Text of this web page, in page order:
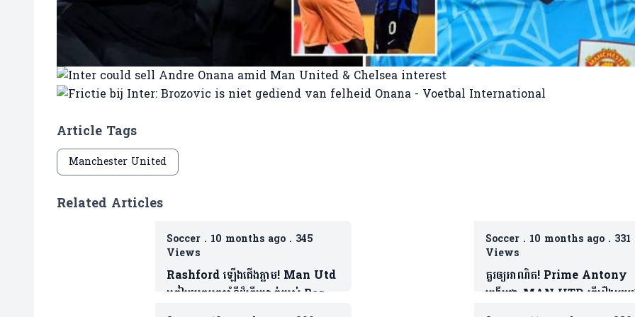
Article Tags
Manchester United
Related Articles
Soccer. 10 months ago. 345
Views
Rashford ឡើងជើងភ្លាម! Man Utd
ត្រៀមយកអ្នកចាំទីដ៏ឆ្នើមម្នាក់របស់ Barca
ជាថ្នូរទិញលក់ផ្ដាច់កុងត្រា
Soccer. 10 months ago. 331
Views
គួរឲ្យអាណិត! Prime Antony
បង្ហើបថា MAN UTD ធ្វើរឿងមួយ
ដែលជាទង្វើមិនផ្តល់តម្លៃឲ្យខ្លួន